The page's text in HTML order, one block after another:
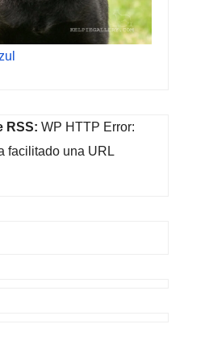
RSS: WP HTTP Error:
facilitado una URL